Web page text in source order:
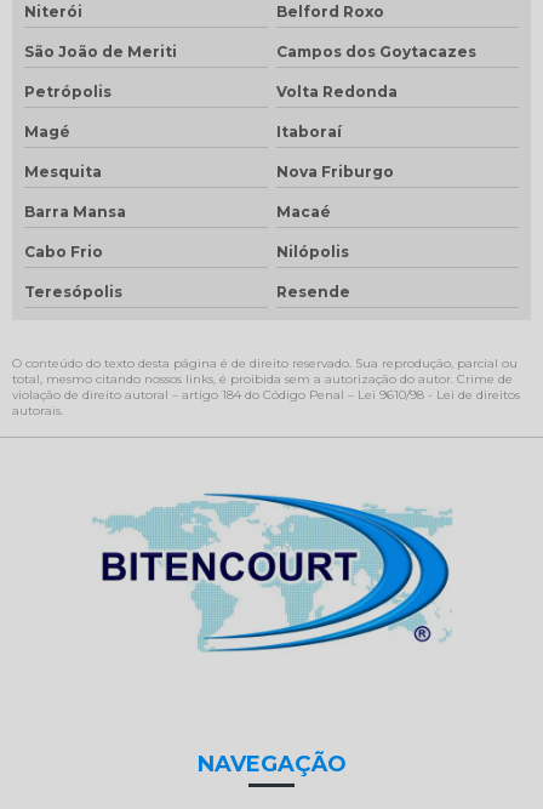
Niterói Belford Roxo
São João de Meriti Campos dos Goytacazes
Petrópolis Volta Redonda
Magé Itaboraí
Mesquita Nova Friburgo
Barra Mansa Macaé
Cabo Frio Nilópolis
Teresópolis Resende
O conteúdo do texto desta página é de direito reservado. Sua reprodução, parcial ou
total, mesmo citando nossos links, é proibida sem a autorização do autor. Crime de
violação de direito autoral – artigo 184 do Código Penal – Lei 9610/98 - Lei de direitos
autorais.
NAVEGAÇÃO